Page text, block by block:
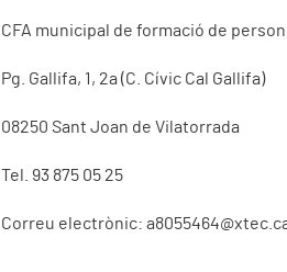
CFA municipal de formació de
Pg. Gallifa, 1, 2a (C. Cívic Cal Gallifa)
08250 Sant Joan de Vilatorrada
Tel. 93 875 05 25
Correu electrònic: